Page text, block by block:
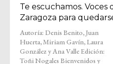
Te escuchamos.
Zaragoza para
Autoría: Denis Benito, Juan
Huerta, Miriam Gavín, Laura
González y Ana Valle Edición:
Toñi Nogales Bienvenidos y
Voces de quienes llegaron a
Zaragoza para quedarse”. Un
espacio tranquilo, hecho para
escuchar sin prisas y